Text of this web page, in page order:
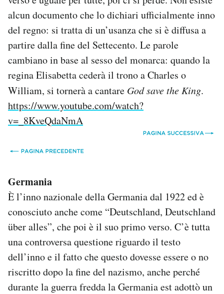
alcun documento che lo dichiari ufficialmente inno
del regno: si tratta di un’usanza che si è diffusa a
partire dalla fine del Settecento. Le parole
cambiano in base al sesso del monarca: quando la
regina Elisabetta cederà il trono a Charles o
William, si tornerà a cantare God save the King.
https://www.youtube.com/watch?
v=_8KveQdaNmA
Germania
È l’inno nazionale della Germania dal 1922 ed è
conosciuto anche come “Deutschland, Deutschland
über alles”, che poi è il suo primo verso. C’è tutta
una controversa questione riguardo il testo
dell’inno e il fatto che questo dovesse essere o no
riscritto dopo la fine del nazismo, anche perché
durante la guerra fredda la Germania est adottò un